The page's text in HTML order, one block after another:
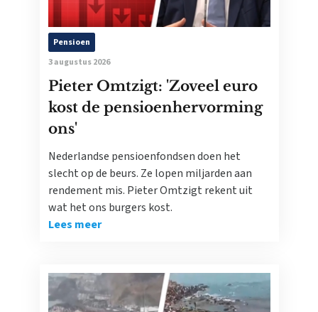
Pensioen
3 augustus 2026
Pieter Omtzigt: 'Zoveel euro
kost de pensioenhervorming
ons'
Nederlandse pensioenfondsen doen het
slecht op de beurs. Ze lopen miljarden aan
rendement mis. Pieter Omtzigt rekent uit
wat het ons burgers kost.
Lees meer